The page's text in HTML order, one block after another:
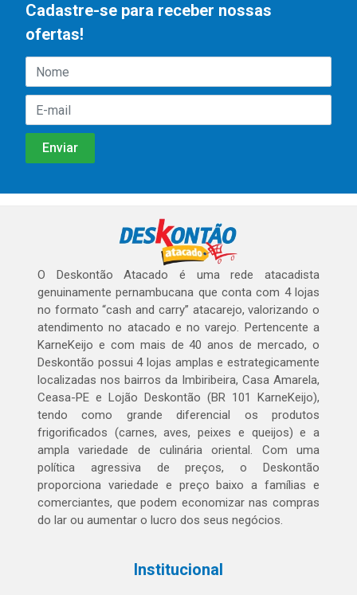
Cadastre-se para receber nossas
ofertas!
O Deskontão Atacado é uma rede atacadista
genuinamente pernambucana que conta com 4 lojas
no formato “cash and carry” atacarejo, valorizando o
atendimento no atacado e no varejo. Pertencente a
KarneKeijo e com mais de 40 anos de mercado, o
Deskontão possui 4 lojas amplas e estrategicamente
localizadas nos bairros da Imbiribeira, Casa Amarela,
Ceasa-PE e Lojão Deskontão (BR 101 KarneKeijo),
tendo como grande diferencial os produtos
frigorificados (carnes, aves, peixes e queijos) e a
ampla variedade de culinária oriental. Com uma
política agressiva de preços, o Deskontão
proporciona variedade e preço baixo a famílias e
comerciantes, que podem economizar nas compras
do lar ou aumentar o lucro dos seus negócios.
Institucional